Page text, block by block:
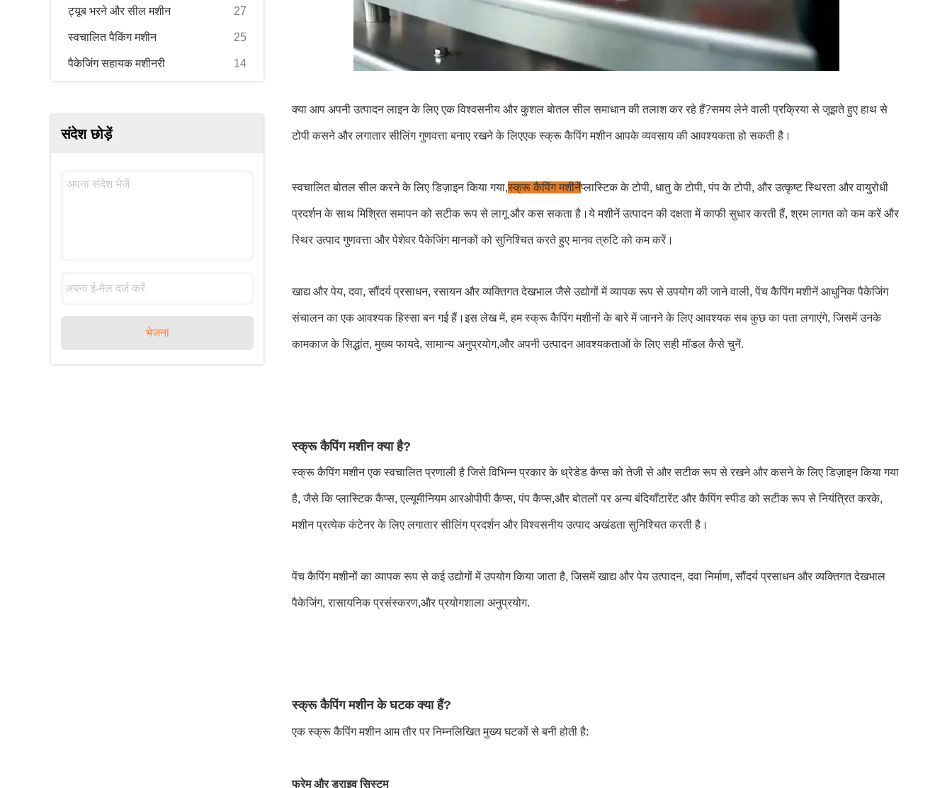
ट्यूब भरने और सील मशीन 27
स्वचालित पैकिंग मशीन 25
पैकेजिंग सहायक मशीनरी 14
संदेश छोड़ें
भेजना
क्या आप अपनी उत्पादन लाइन के लिए एक विश्वसनीय और कुशल बोतल सील समाधान की तलाश कर रहे हैं?समय लेने वाली प्रक्रिया से जूझते हुए हाथ से
टोपी कसने और लगातार सीलिंग गुणवत्ता बनाए रखने के लिएएक स्क्रू कैपिंग मशीन आपके व्यवसाय की आवश्यकता हो सकती है।
स्वचालित बोतल सील करने के लिए डिज़ाइन किया गया,स्क्रू कैपिंग मशीनेंप्लास्टिक के टोपी, धातु के टोपी, पंप के टोपी, और उत्कृष्ट स्थिरता और वायुरोधी
प्रदर्शन के साथ मिश्रित समापन को सटीक रूप से लागू और कस सकता है।ये मशीनें उत्पादन की दक्षता में काफी सुधार करती हैं, श्रम लागत को कम करें और
स्थिर उत्पाद गुणवत्ता और पेशेवर पैकेजिंग मानकों को सुनिश्चित करते हुए मानव त्रुटि को कम करें।
खाद्य और पेय, दवा, सौंदर्य प्रसाधन, रसायन और व्यक्तिगत देखभाल जैसे उद्योगों में व्यापक रूप से उपयोग की जाने वाली, पेंच कैपिंग मशीनें आधुनिक पैकेजिंग
संचालन का एक आवश्यक हिस्सा बन गई हैं।इस लेख में, हम स्क्रू कैपिंग मशीनों के बारे में जानने के लिए आवश्यक सब कुछ का पता लगाएंगे, जिसमें उनके
कामकाज के सिद्धांत, मुख्य फायदे, सामान्य अनुप्रयोग,और अपनी उत्पादन आवश्यकताओं के लिए सही मॉडल कैसे चुनें.
स्क्रू कैपिंग मशीन क्या है?
स्क्रू कैपिंग मशीन एक स्वचालित प्रणाली है जिसे विभिन्न प्रकार के थ्रेडेड कैप्स को तेजी से और सटीक रूप से रखने और कसने के लिए डिज़ाइन किया गया
है, जैसे कि प्लास्टिक कैप्स, एल्यूमीनियम आरओपीपी कैप्स, पंप कैप्स,और बोतलों पर अन्य बंदियाँटारेंट और कैपिंग स्पीड को सटीक रूप से नियंत्रित करके,
मशीन प्रत्येक कंटेनर के लिए लगातार सीलिंग प्रदर्शन और विश्वसनीय उत्पाद अखंडता सुनिश्चित करती है।
पेंच कैपिंग मशीनों का व्यापक रूप से कई उद्योगों में उपयोग किया जाता है, जिसमें खाद्य और पेय उत्पादन, दवा निर्माण, सौंदर्य प्रसाधन और व्यक्तिगत देखभाल
पैकेजिंग, रासायनिक प्रसंस्करण,और प्रयोगशाला अनुप्रयोग.
स्क्रू कैपिंग मशीन के घटक क्या हैं?
एक स्क्रू कैपिंग मशीन आम तौर पर निम्नलिखित मुख्य घटकों से बनी होती है:
फ्रेम और ड्राइव सिस्टम